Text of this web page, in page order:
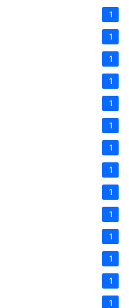
1
1
1
1
1
1
1
1
1
1
1
1
1
1